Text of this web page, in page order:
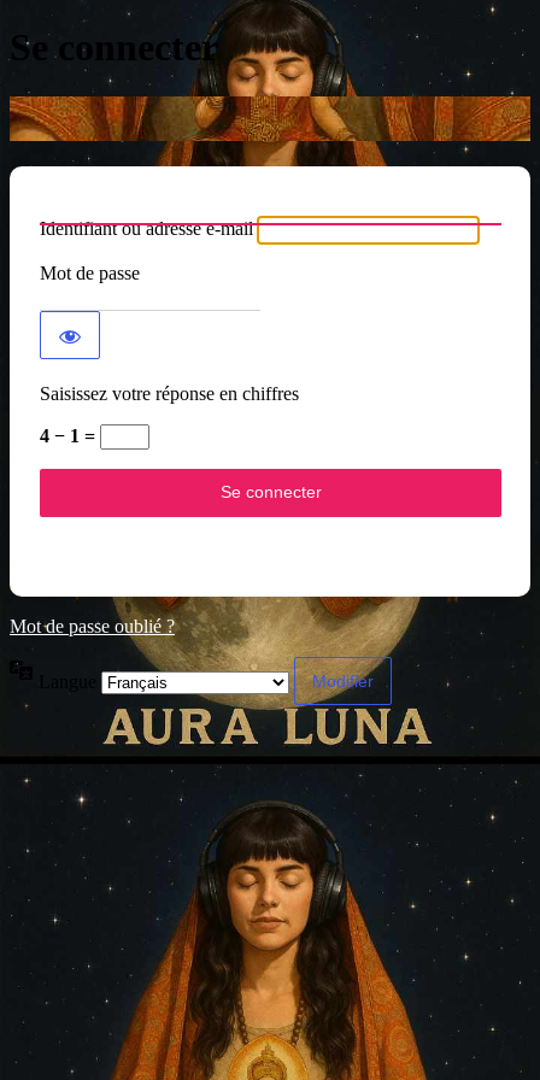
Se connecter
Identifiant ou adresse e-mail
Mot de passe
Saisissez votre réponse en chiffres
4 − 1 =
Mot de passe oublié ?
Langue